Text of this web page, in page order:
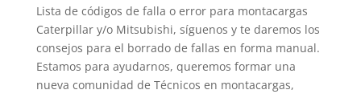
Lista de códigos de falla o error para montacargas
Caterpillar y/o Mitsubishi, síguenos y te daremos los
consejos para el borrado de fallas en forma manual.
Estamos para ayudarnos, queremos formar una
nueva comunidad de Técnicos en montacargas,